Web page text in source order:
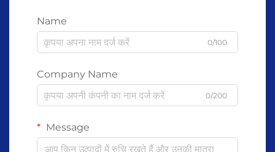
Name
0/100
Company Name
0/200
Message